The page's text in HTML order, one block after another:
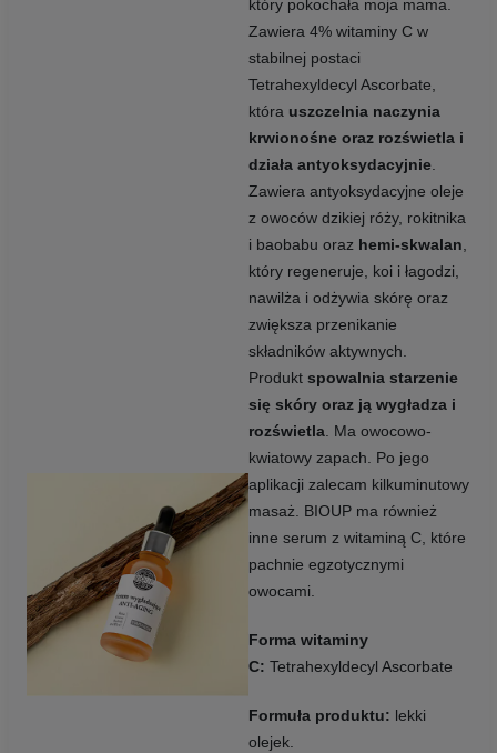
który pokochała moja mama.
Zawiera 4% witaminy C w
stabilnej postaci
Tetrahexyldecyl Ascorbate,
która uszczelnia naczynia
krwionośne oraz rozświetla i
działa antyoksydacyjnie.
Zawiera antyoksydacyjne oleje
z owoców dzikiej róży, rokitnika
i baobabu oraz hemi-skwalan,
który regeneruje, koi i łagodzi,
nawilża i odżywia skórę oraz
zwiększa przenikanie
składników aktywnych.
Produkt spowalnia starzenie
się skóry oraz ją wygładza i
rozświetla. Ma owocowo-
kwiatowy zapach. Po jego
aplikacji zalecam kilkuminutowy
masaż. BIOUP ma również
inne serum z witaminą C, które
pachnie egzotycznymi
owocami.
Forma witaminy
C: Tetrahexyldecyl Ascorbate
Formuła produktu: lekki
olejek.